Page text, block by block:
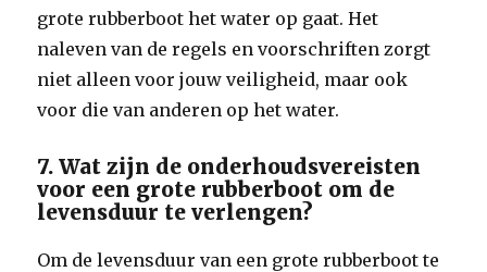
grote rubberboot het water op gaat. Het
naleven van de regels en voorschriften zorgt
niet alleen voor jouw veiligheid, maar ook
voor die van anderen op het water.
7. Wat zijn de onderhoudsvereisten
voor een grote rubberboot om de
levensduur te verlengen?
Om de levensduur van een grote rubberboot te